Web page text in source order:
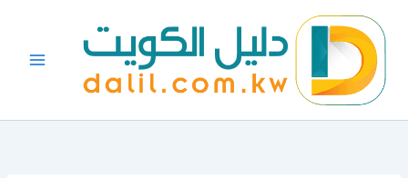
المحتوى